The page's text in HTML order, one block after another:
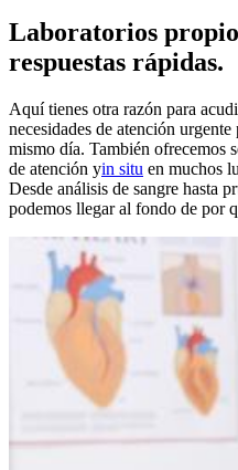
Laboratorios
respuestas rápidas.
Aquí tienes otra razón para
necesidades de atención
mismo día. También ofrecemos
de atención yin situ en muchos
Desde análisis de sangre hasta
podemos llegar al fondo de por